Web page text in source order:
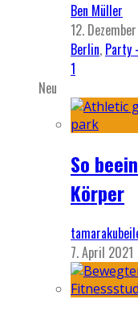
Ben Müller
12.
Berlin, Party
1
Neu
So
Körper
7. April 2021